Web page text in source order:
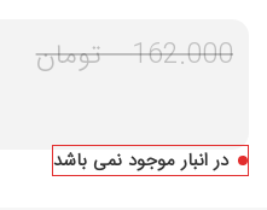
162.000 تومان
در انبار موجود نمی باشد